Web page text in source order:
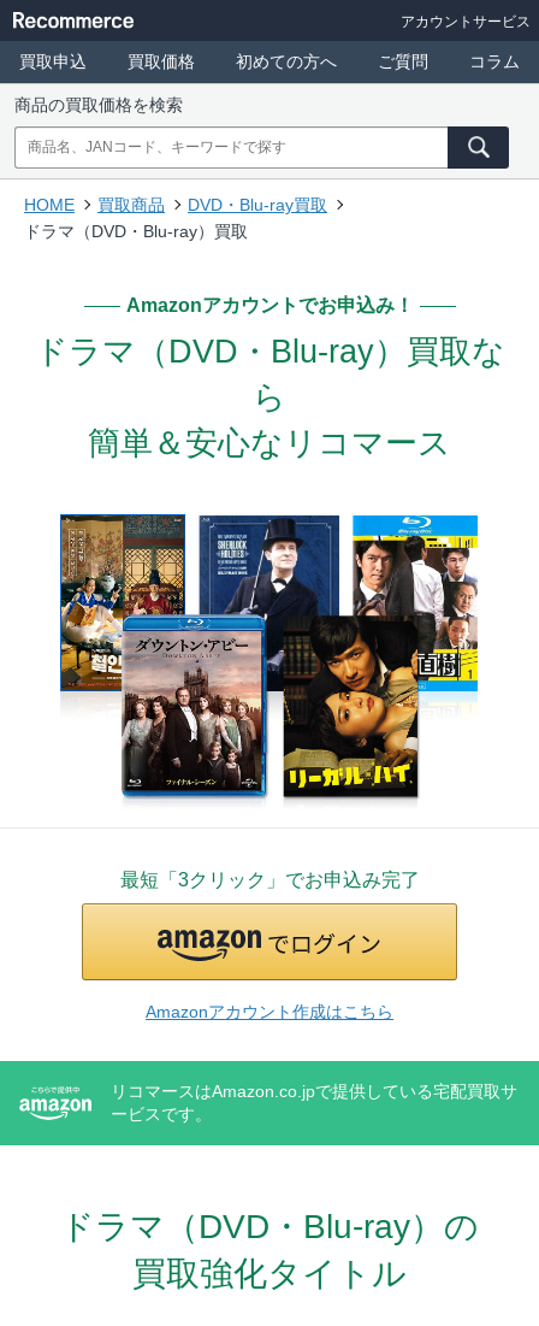
アカウントサービス
買取申込 買取価格 初めての方へ ご質問 コラム
商品の買取価格を検索
HOME 買取商品
DVD・Blu-ray買取
ドラマ（DVD・Blu-ray）買取
Amazonアカウントでお申込み！
ドラマ（DVD・Blu-ray） 買取な
ら
簡単＆安心なリコマース
最短「3クリック」でお申込み完了
Amazonアカウント作成はこちら
リコマースはAmazon.co.jpで提供している宅配買取サ
ービスです。
ドラマ（DVD・Blu-ray）の
買取強化タイトル